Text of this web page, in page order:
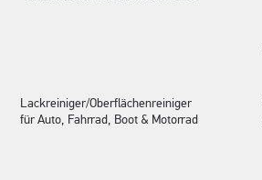
Lackreiniger/Oberflächenreiniger
für Auto, Fahrrad, Boot & Motorrad